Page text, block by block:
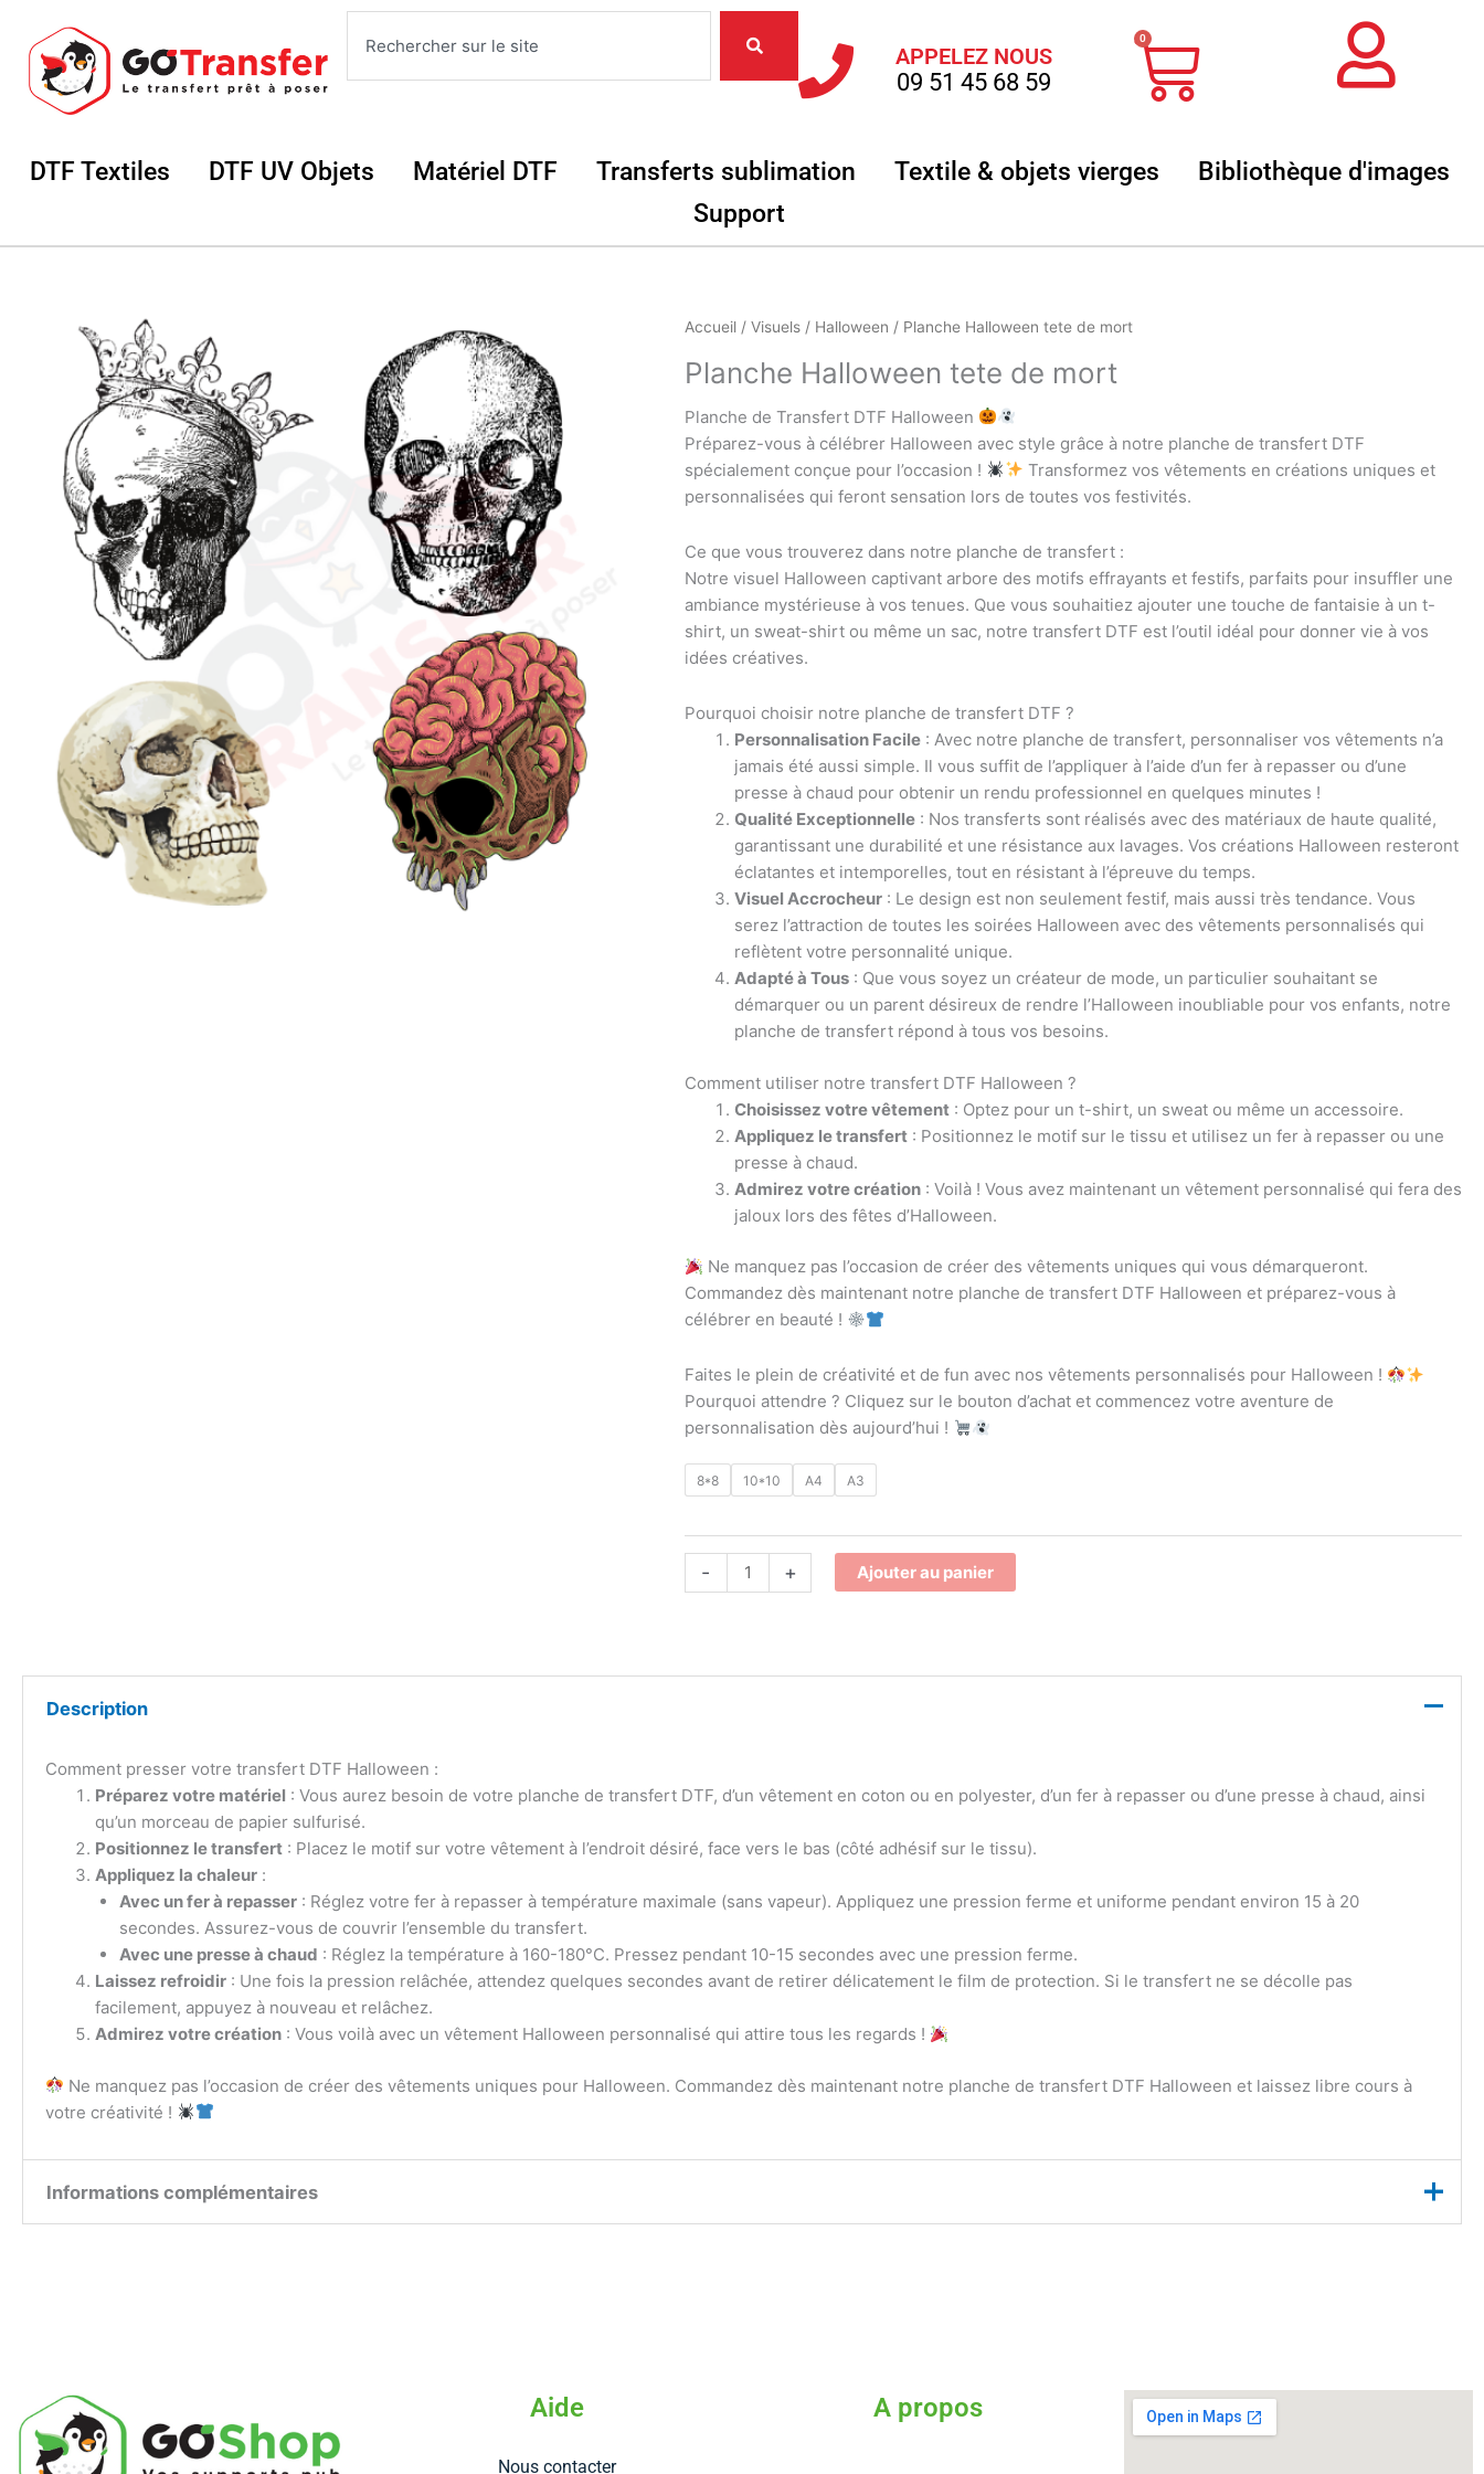
contenu
APPELEZ NOUS
09 51 45 68 59
0
Panier
DTF Textiles Ouvrir DTF Textiles
DTF UV Objets Ouvrir DTF UV Objets
Matériel DTF Ouvrir Matériel DTF
Transferts sublimation Ouvrir Transferts sublimation
Textile & objets vierges Ouvrir Textile & objets vierges
Bibliothèque d'images
Support
Accueil/ Visuels/ Halloween / Planche Halloween tete de mort
Planche Halloween tete de mort
Planche de Transfert DTF Halloween
Préparez-vous à célébrer Halloween avec style grâce à notre planche de transfert DTF
spécialement conçue pour l’occasion !
Transformez vos vêtements en créations uniques et
personnalisées qui feront sensation lors de toutes vos festivités.
Ce que vous trouverez dans notre planche de transfert :
Notre visuel Halloween captivant arbore des motifs effrayants et festifs, parfaits pour insuffler une
ambiance mystérieuse à vos tenues. Que vous souhaitiez ajouter une touche de fantaisie à un t-
shirt, un sweat-shirt ou même un sac, notre transfert DTF est l’outil idéal pour donner vie à vos
idées créatives.
Pourquoi choisir notre planche de transfert DTF ?
Personnalisation Facile: Avec notre planche de transfert, personnaliser vos vêtements n’a
jamais été aussi simple. Il vous suffit de l’appliquer à l’aide d’un fer à repasser ou d’une
presse à chaud pour obtenir un rendu professionnel en quelques minutes !
Qualité Exceptionnelle: Nos transferts sont réalisés avec des matériaux de haute qualité,
garantissant une durabilité et une résistance aux lavages. Vos créations Halloween resteront
éclatantes et intemporelles, tout en résistant à l’épreuve du temps.
Visuel Accrocheur: Le design est non seulement festif, mais aussi très tendance. Vous
serez l’attraction de toutes les soirées Halloween avec des vêtements personnalisés qui
reflètent votre personnalité unique.
Adapté à Tous: Que vous soyez un créateur de mode, un particulier souhaitant se
démarquer ou un parent désireux de rendre l’Halloween inoubliable pour vos enfants, notre
planche de transfert répond à tous vos besoins.
Comment utiliser notre transfert DTF Halloween ?
Choisissez votre vêtement: Optez pour un t-shirt, un sweat ou même un accessoire.
Appliquez le transfert: Positionnez le motif sur le tissu et utilisez un fer à repasser ou une
presse à chaud.
Admirez votre création: Voilà ! Vous avez maintenant un vêtement personnalisé qui fera des
jaloux lors des fêtes d’Halloween.
Ne manquez pas l’occasion de créer des vêtements uniques qui vous démarqueront.
Commandez dès maintenant notre planche de transfert DTF Halloween et préparez-vous à
célébrer en beauté !
Faites le plein de créativité et de fun avec nos vêtements personnalisés pour Halloween !
Pourquoi attendre ? Cliquez sur le bouton d’achat et commencez votre aventure de
personnalisation dès aujourd’hui !
8*8 10*10 A4 A3
-
quantité
Planche
tete
mort
+ Ajouter au panier
Description
Comment presser votre transfert DTF Halloween :
Préparez votre matériel : Vous aurez besoin de votre planche de transfert DTF, d’un vêtement en coton ou en polyester, d’un fer à repasser ou d’une presse à chaud, ainsi
qu’un morceau de papier sulfurisé.
Positionnez le transfert: Placez le motif sur votre vêtement à l’endroit désiré, face vers le bas (côté adhésif sur le tissu).
Appliquez la chaleur:
Avec un fer à repasser : Réglez votre fer à repasser à température maximale (sans vapeur). Appliquez une pression ferme et uniforme pendant environ 15 à 20
secondes. Assurez-vous de couvrir l’ensemble du transfert.
Avec une presse à chaud : Réglez la température à 160-180°C. Pressez pendant 10-15 secondes avec une pression ferme.
Laissez refroidir: Une fois la pression relâchée, attendez quelques secondes avant de retirer délicatement le film de protection. Si le transfert ne se décolle pas
facilement, appuyez à nouveau et relâchez.
Admirez votre création: Vous voilà avec un vêtement Halloween personnalisé qui attire tous les regards !
Ne manquez pas l’occasion de créer des vêtements uniques pour Halloween. Commandez dès maintenant notre planche de transfert DTF Halloween et laissez libre cours à
votre créativité !
Informations complémentaires
Aide
Nous contacter
A propos